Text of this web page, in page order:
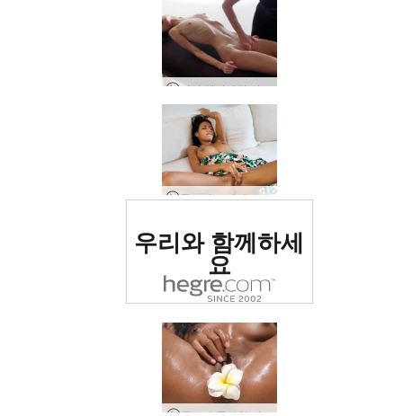
여성 해피엔딩 마사지
클로이 소파 솔로 섹스
로 평가됨
우리와 함께하세
요